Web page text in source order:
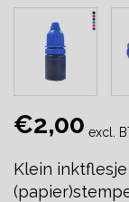
€2,00 excl.
Klein